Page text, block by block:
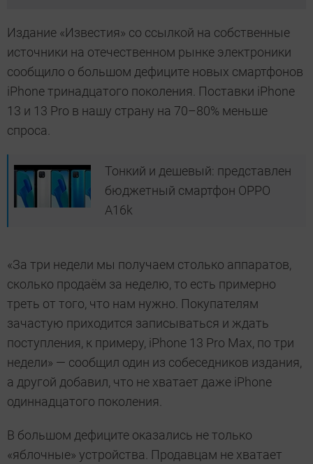
Издание «Известия» со ссылкой на собственные
источники на отечественном рынке электроники
сообщило о большом дефиците новых смартфонов
iPhone тринадцатого поколения. Поставки iPhone
13 и 13 Pro в нашу страну на 70–80% меньше
спроса.
Тонкий и дешевый: представлен
бюджетный смартфон OPPO
A16k
«За три недели мы получаем столько аппаратов,
сколько продаём за неделю, то есть примерно
треть от того, что нам нужно. Покупателям
зачастую приходится записываться и ждать
поступления, к примеру, iPhone 13 Pro Max, по три
недели» — сообщил один из собеседников издания,
а другой добавил, что не хватает даже iPhone
одиннадцатого поколения.
В большом дефиците оказались не только
«яблочные» устройства. Продавцам не хватает